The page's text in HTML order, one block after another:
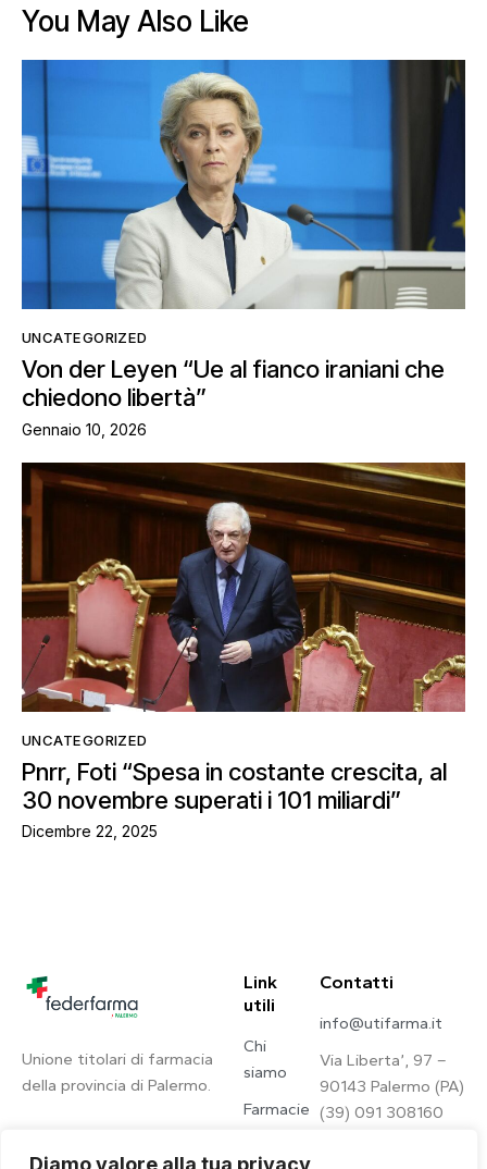
Diamo valore alla tua privacy
You May Also Like
UNCATEGORIZED
Von der Leyen “Ue al fianco iraniani che
chiedono libertà”
Gennaio 10, 2026
UNCATEGORIZED
Pnrr, Foti “Spesa in costante crescita, al
30 novembre superati i 101 miliardi”
Dicembre 22, 2025
Unione titolari di farmacia
della provincia di Palermo.
Link
utili
Chi
siamo
Farmacie
Contatti
info@utifarma.it
Via Liberta’, 97 –
90143 Palermo (PA)
(39) 091 308160